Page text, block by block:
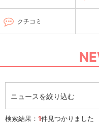
クチコミ
ニュースを絞り込む
検索結果： 1件見つかりました